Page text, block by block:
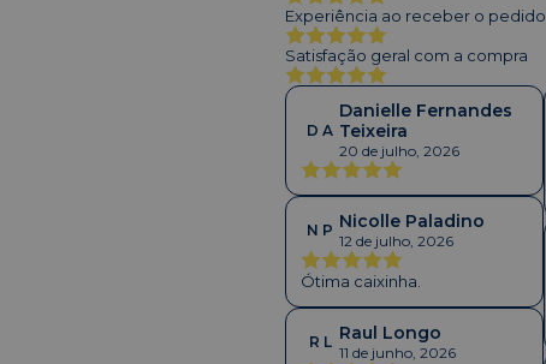
Experiência ao receber o pedido
Satisfação geral com a compra
D A
Danielle Fernandes
Teixeira
20 de julho, 2026
N P Nicolle Paladino
12 de julho, 2026
Ótima caixinha.
R L Raul Longo
11 de junho, 2026